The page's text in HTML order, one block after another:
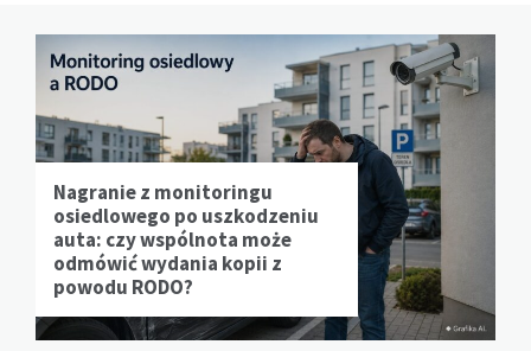
Nagranie z monitoringu
osiedlowego po uszkodzeniu
auta: czy wspólnota może
odmówić wydania kopii z
powodu RODO?